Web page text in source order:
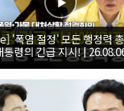
'폭염 절정' 모든 행정력
통령의 긴급 지시! |
상황 점검회의